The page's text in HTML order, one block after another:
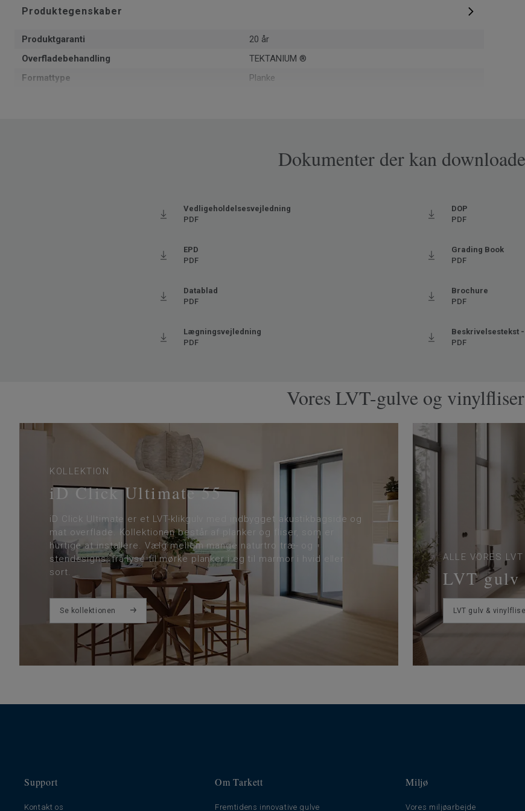
Produktegenskaber
Produktgaranti
20 år
Overfladebehandling
TEKTANIUM ®
Formattype
Planke
10.7
150
Dokumenter der kan
Vedligeholdelsesvejledning
PDF
DOP
PDF
EPD
PDF
Grading Book
PDF
Datablad
PDF
Brochure
PDF
Lægningsvejledning
PDF
Beskrivelsestekst
PDF
Vores LVT-gulve og vinylfliser
KOLLEKTION
iD Click Ultimate 55
iD Click Ultimate er et LVT-klikgulv med indbygget akustikbagside og
mat overflade. Kollektionen består af planker og fliser, som er
hurtige at installere. Vælg mellem mange naturtro træ- og
stendesigns, fra lyse til mørke planker i eg til marmor i hvid eller
sort.
Se kollektionen
ALLE VORES LVT
LVT
LVT gulv &
Support
Kontakt os
Om Tarkett
Fremtidens innovative gulve
Miljø
Vores miljøarbejde